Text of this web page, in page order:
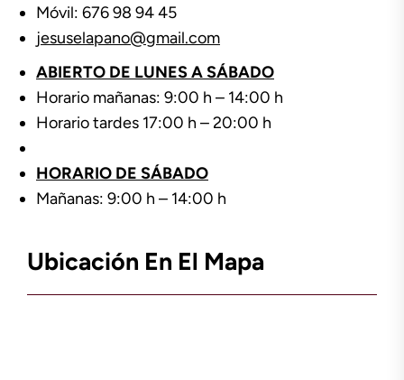
Móvil: 676 98 94 45
jesuselapano@gmail.com
ABIERTO DE LUNES A SÁBADO
Horario mañanas: 9:00 h – 14:00 h
Horario tardes 17:00 h – 20:00 h
HORARIO DE SÁBADO
Mañanas: 9:00 h – 14:00 h
Ubicación En El Mapa